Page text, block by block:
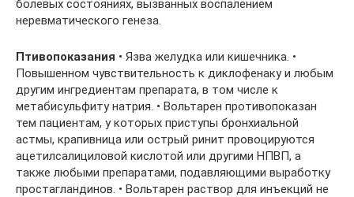
болевых состояниях, вызванных воспалением
неревматического генеза.
Птивопоказания • Язва желудка или кишечника. •
Повышенном чувствительность к диклофенаку и любым
другим ингредиентам препарата, в том числе к
метабисульфиту натрия. • Вольтарен противопоказан
тем пациентам, у которых приступы бронхиальной
астмы, крапивница или острый ринит провоцируются
ацетилсалициловой кислотой или другими НПВП, а
также любыми препаратами, подавляющими выработку
простагландинов. • Вольтарен раствор для инъекций не